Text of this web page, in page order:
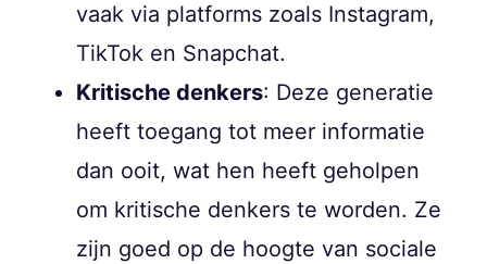
vaak via platforms zoals Instagram,
TikTok en Snapchat.
Kritische denkers: Deze generatie
heeft toegang tot meer informatie
dan ooit, wat hen heeft geholpen
om kritische denkers te worden. Ze
zijn goed op de hoogte van sociale